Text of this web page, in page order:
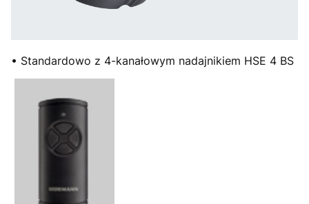
• Standardowo z 4-kanałowym nadajnikiem HSE 4 BS